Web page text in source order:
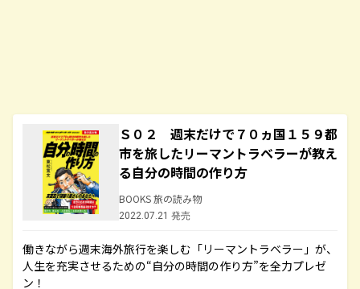
Ｓ０２ 週末だけで７０ヵ国１５９都
市を旅したリーマントラベラーが教え
る自分の時間の作り方
BOOKS 旅の読み物
2022.07.21 発売
働きながら週末海外旅行を楽しむ「リーマントラベラー」が、
人生を充実させるための“自分の時間の作り方”を全力プレゼ
ン！